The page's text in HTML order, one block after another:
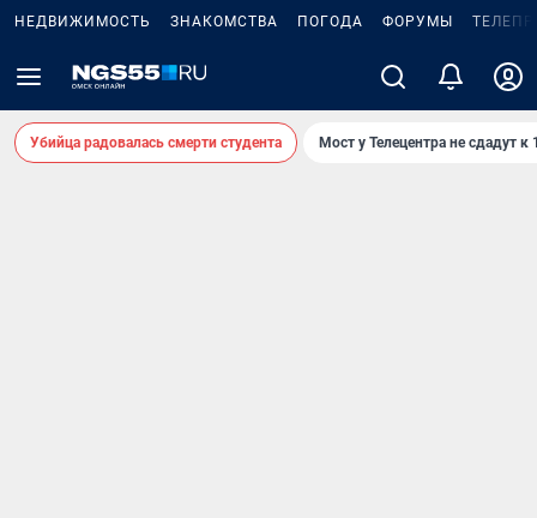
НЕДВИЖИМОСТЬ ЗНАКОМСТВА ПОГОДА ФОРУМЫ
Убийца радовалась смерти студента Мост у Телецентра не сдадут к